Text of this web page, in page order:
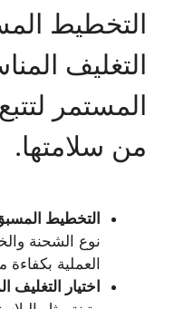
التخطيط
التغليف
المستمر
من سلامتها.
التخطيط
نوع الشحنة
العملية بكفاءة
اختيار التغليف